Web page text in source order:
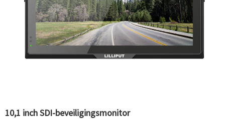
10,1 inch SDI-beveiligingsmonitor